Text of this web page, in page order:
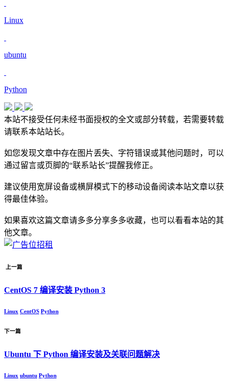
Linux
ubuntu
Python
本站不接受任何未经书面授权的全文或部分转载，若需要转载
请联系本站站长。
如您发现文章中存在图片丢失、字符错误或其他问题时，可以
通过留言或页脚的“联系站长”提醒我修正。
建议使用宽屏设备或横屏模式下的移动设备阅读本站文章以获
得最佳体验。
如果喜欢这篇文章请多多分享多多收藏，也可以看看本站的其
他文章。
上一篇
CentOS 7 编译安装 Python 3
Linux CentOS Python
下一篇
Ubuntu 下 Python 编译安装及关联问题解决
Linux ubuntu Python